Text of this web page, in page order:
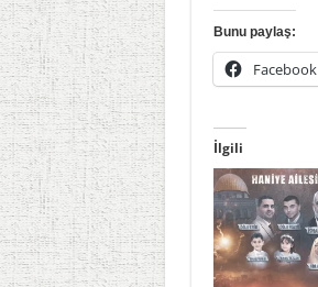
Bunu paylaş:
Facebook
İlgili